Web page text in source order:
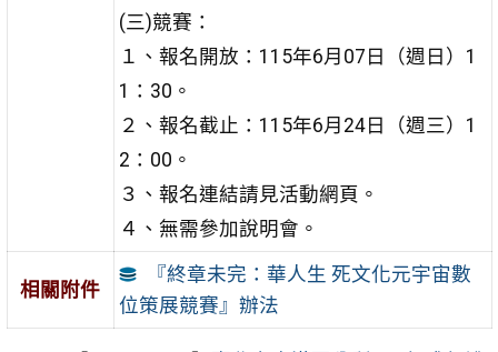
(三)競賽：
１、報名開放：115年6月07日（週日）1
1：30。
２、報名截止：115年6月24日（週三）1
2：00。
３、報名連結請見活動網頁。
４、無需參加說明會。
相關附件
『終章未完：華人生 死文化元宇宙數
位策展競賽』辦法